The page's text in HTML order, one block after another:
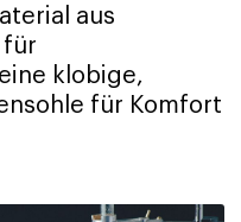
aus
für
klobige,
für Komfort